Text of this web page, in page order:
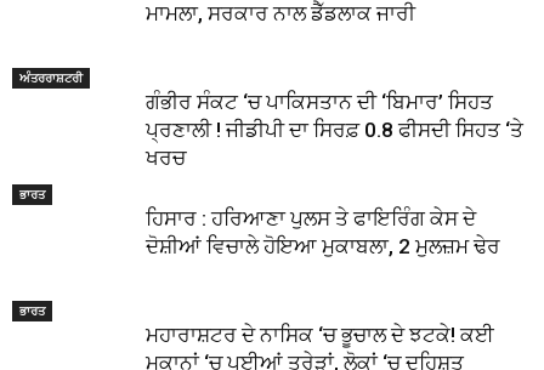
ਮਾਮਲਾ, ਸਰਕਾਰ ਨਾਲ ਡੈੱਡਲਾਕ ਜਾਰੀ
ਅੰਤਰਰਾਸ਼ਟਰੀ
ਗੰਭੀਰ ਸੰਕਟ ‘ਚ ਪਾਕਿਸਤਾਨ ਦੀ ‘ਬਿਮਾਰ’ ਸਿਹਤ
ਪ੍ਰਣਾਲੀ ! ਜੀਡੀਪੀ ਦਾ ਸਿਰਫ਼ 0.8 ਫੀਸਦੀ ਸਿਹਤ ‘ਤੇ
ਖਰਚ
ਭਾਰਤ
ਹਿਸਾਰ : ਹਰਿਆਣਾ ਪੁਲਸ ਤੇ ਫਾਇਰਿੰਗ ਕੇਸ ਦੇ
ਦੋਸ਼ੀਆਂ ਵਿਚਾਲੇ ਹੋਇਆ ਮੁਕਾਬਲਾ, 2 ਮੁਲਜ਼ਮ ਢੇਰ
ਭਾਰਤ
ਮਹਾਰਾਸ਼ਟਰ ਦੇ ਨਾਸਿਕ ‘ਚ ਭੂਚਾਲ ਦੇ ਝਟਕੇ! ਕਈ
ਮਕਾਨਾਂ ‘ਚ ਪਈਆਂ ਤਰੇੜਾਂ, ਲੋਕਾਂ ‘ਚ ਦਹਿਸ਼ਤ